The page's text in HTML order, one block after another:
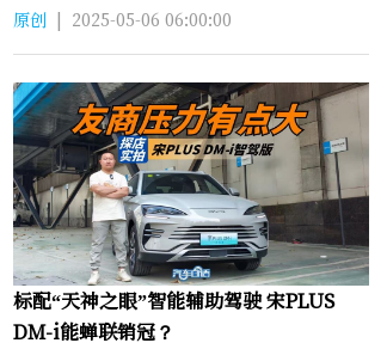
原创 | 2025-05-06 06:00:00
标配“天神之眼”智能辅助驾驶 宋PLUS
DM-i能蝉联销冠？